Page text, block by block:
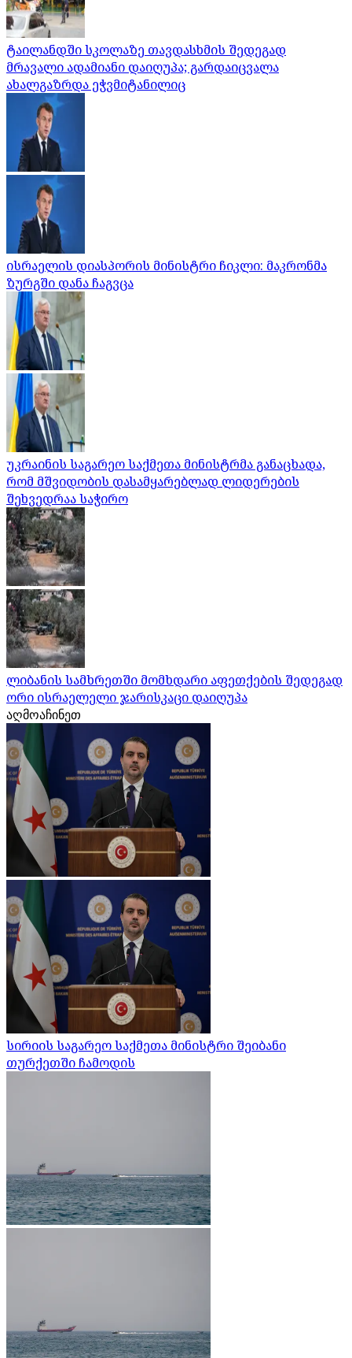
ტაილანდში სკოლაზე თავდასხმის შედეგად
მრავალი ადამიანი დაიღუპა; გარდაიცვალა
ახალგაზრდა ეჭვმიტანილიც
ისრაელის დიასპორის მინისტრი ჩიკლი: მაკრონმა
ზურგში დანა ჩაგვცა
უკრაინის საგარეო საქმეთა მინისტრმა განაცხადა,
რომ მშვიდობის დასამყარებლად ლიდერების
შეხვედრაა საჭირო
ლიბანის სამხრეთში მომხდარი აფეთქების შედეგად
ორი ისრაელელი ჯარისკაცი დაიღუპა
აღმოაჩინეთ
სირიის საგარეო საქმეთა მინისტრი შეიბანი
თურქეთში ჩამოდის